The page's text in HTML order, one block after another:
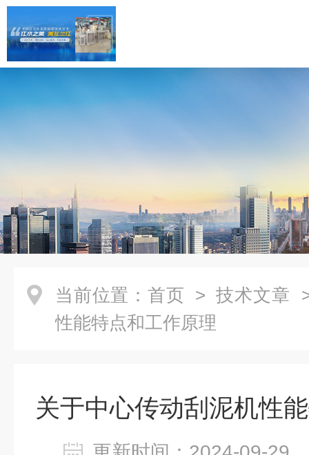
当前位置： 首页 > 技术文章
性能特点和工作原理
关于中心传动刮泥机性